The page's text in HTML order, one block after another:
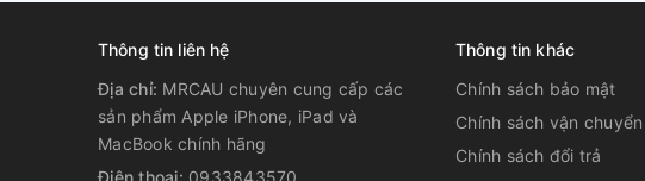
Thông tin liên hệ
Địa chỉ: MRCAU chuyên cung cấp các
sản phẩm Apple iPhone, iPad và
MacBook chính hãng
Điện thoại: 0933843570
Thông tin khác
Chính sách bảo mật
Chính sách vận chuyển
Chính sách đổi trả